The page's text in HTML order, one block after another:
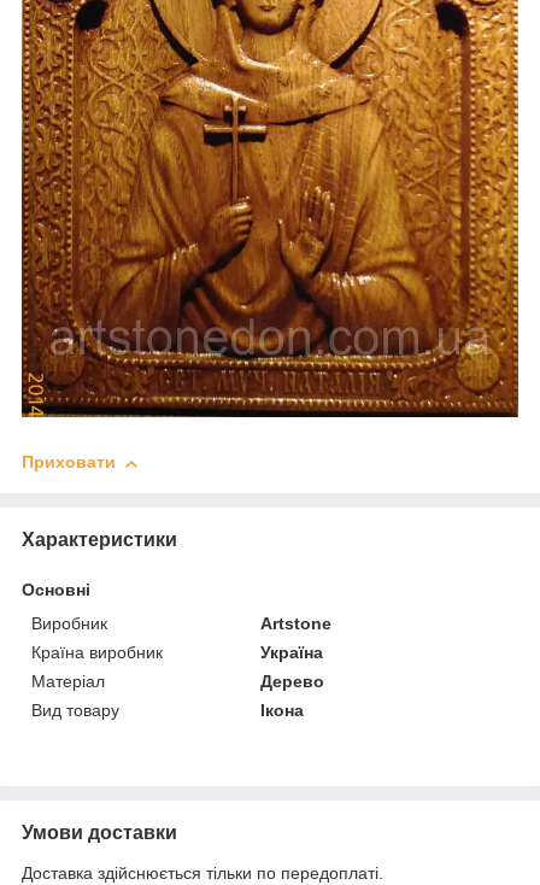
Приховати
Характеристики
Основні
Виробник
Artstone
Країна виробник
Україна
Матеріал
Дерево
Вид товару
Ікона
Умови доставки
Доставка здійснюється тільки по передоплаті.